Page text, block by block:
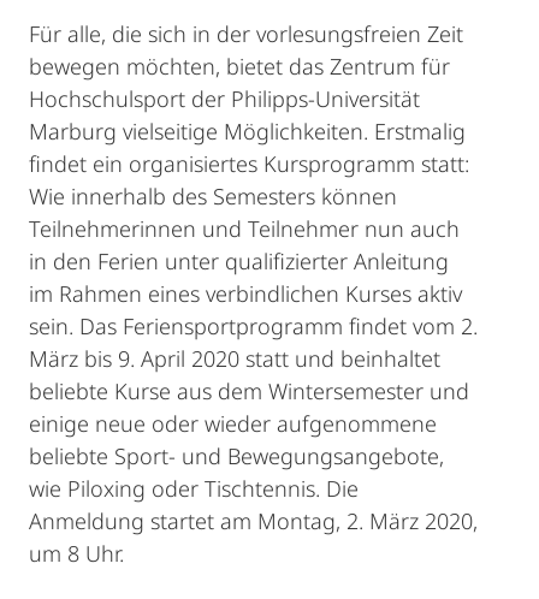
Für alle, die sich in der vorlesungsfreien Zeit
bewegen möchten, bietet das Zentrum für
Hochschulsport der Philipps-Universität
Marburg vielseitige Möglichkeiten. Erstmalig
findet ein organisiertes Kursprogramm statt:
Wie innerhalb des Semesters können
Teilnehmerinnen und Teilnehmer nun auch
in den Ferien unter qualifizierter Anleitung
im Rahmen eines verbindlichen Kurses aktiv
sein. Das Feriensportprogramm findet vom 2.
März bis 9. April 2020 statt und beinhaltet
beliebte Kurse aus dem Wintersemester und
einige neue oder wieder aufgenommene
beliebte Sport- und Bewegungsangebote,
wie Piloxing oder Tischtennis. Die
Anmeldung startet am Montag, 2. März 2020,
um 8 Uhr.